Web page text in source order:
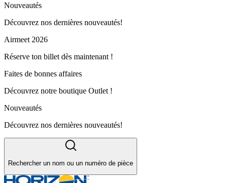
Nouveautés
Découvrez nos dernières nouveautés!
Airmeet 2026
Réserve ton billet dès maintenant !
Faites de bonnes affaires
Découvrez notre boutique Outlet !
Nouveautés
Découvrez nos dernières nouveautés!
Rechercher un nom ou un numéro de pièce